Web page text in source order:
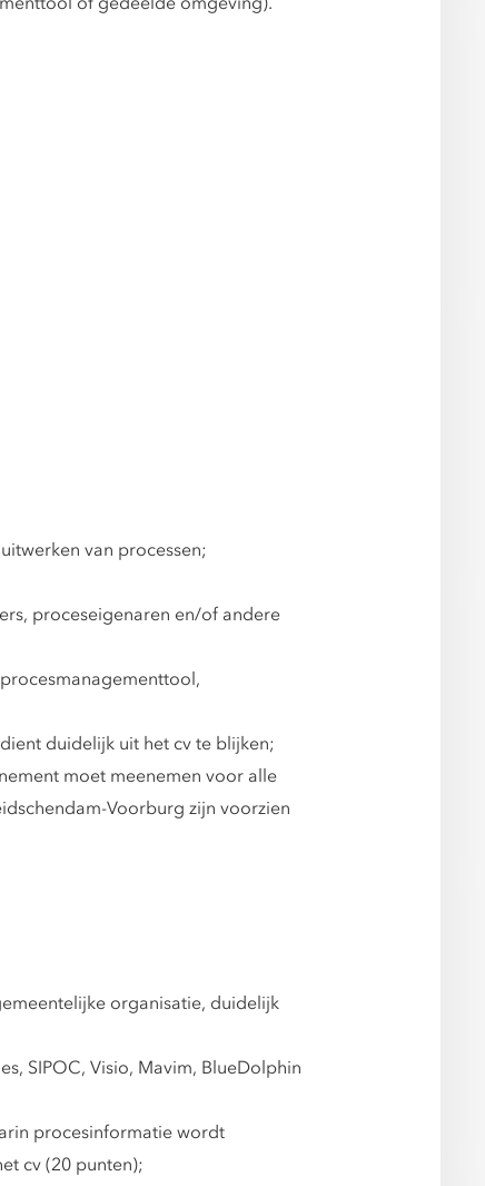
van processen;
proceseigenaren en/of andere
duidelijk uit het cv te blijken;
moet meenemen voor alle
Voorburg zijn voorzien
organisatie, duidelijk
SIPOC, Visio, Mavim, BlueDolphin
procesinformatie wordt
cv (20 punten);